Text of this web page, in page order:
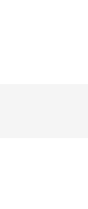
sich Braut